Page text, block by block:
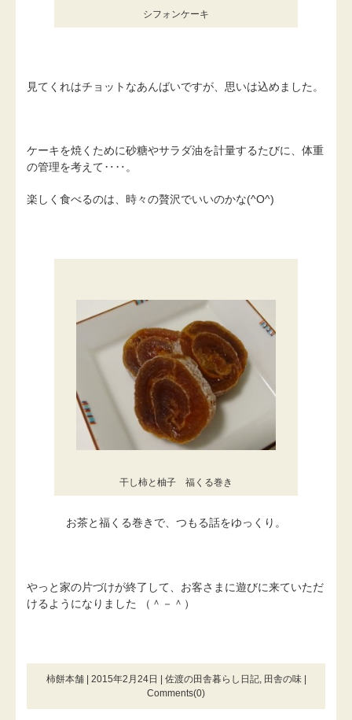
シフォンケーキ
見てくれはチョットなあんばいですが、思いは込めました。
ケーキを焼くために砂糖やサラダ油を計量するたびに、体重
の管理を考えて‥‥。
楽しく食べるのは、時々の贅沢でいいのかな(^O^)
干し柿と柚子 福くる巻き
お茶と福くる巻きで、つもる話をゆっくり。
やっと家の片づけが終了して、お客さまに遊びに来ていただ
けるようになりました （＾－＾）
柿餅本舗 | 2015年2月24日 | 佐渡の田舎暮らし日記, 田舎の味|
Comments(0)